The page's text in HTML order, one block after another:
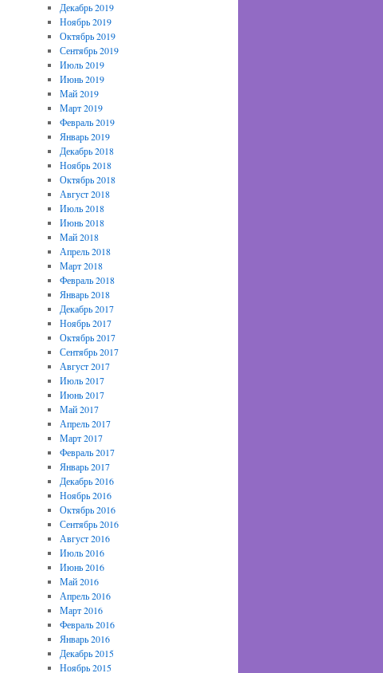
Декабрь 2019
Ноябрь 2019
Октябрь 2019
Сентябрь 2019
Июль 2019
Июнь 2019
Май 2019
Март 2019
Февраль 2019
Январь 2019
Декабрь 2018
Ноябрь 2018
Октябрь 2018
Август 2018
Июль 2018
Июнь 2018
Май 2018
Апрель 2018
Март 2018
Февраль 2018
Январь 2018
Декабрь 2017
Ноябрь 2017
Октябрь 2017
Сентябрь 2017
Август 2017
Июль 2017
Июнь 2017
Май 2017
Апрель 2017
Март 2017
Февраль 2017
Январь 2017
Декабрь 2016
Ноябрь 2016
Октябрь 2016
Сентябрь 2016
Август 2016
Июль 2016
Июнь 2016
Май 2016
Апрель 2016
Март 2016
Февраль 2016
Январь 2016
Декабрь 2015
Ноябрь 2015